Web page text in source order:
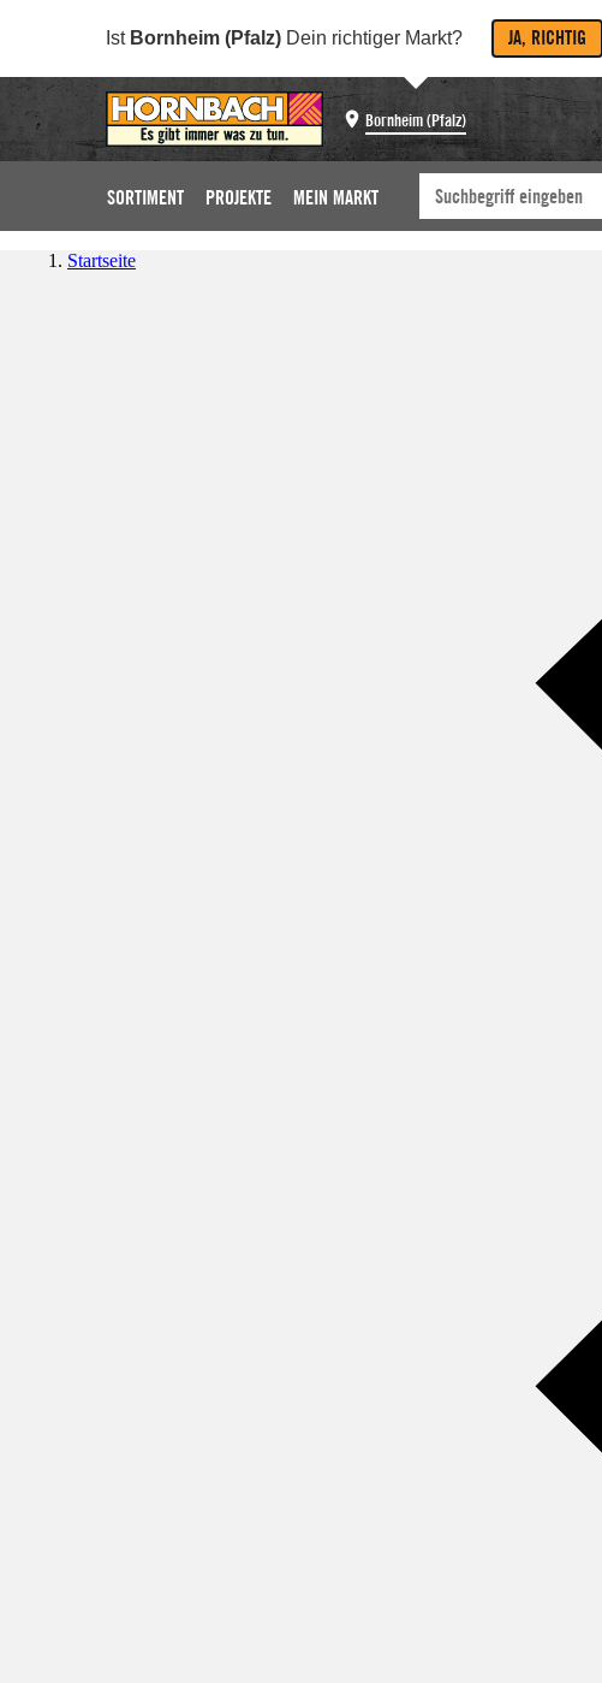
Ist Bornheim (Pfalz) Dein richtiger Markt? JA, RICHTIG
Bornheim (Pfalz)
SORTIMENT PROJEKTE MEIN MARKT
Startseite